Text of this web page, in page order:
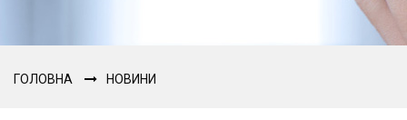
ГОЛОВНА НОВИНИ